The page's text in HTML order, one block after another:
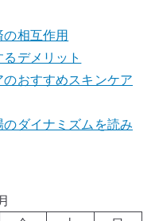
の相互作用
デメリット
おすすめスキンケア
ダイナミズムを読み